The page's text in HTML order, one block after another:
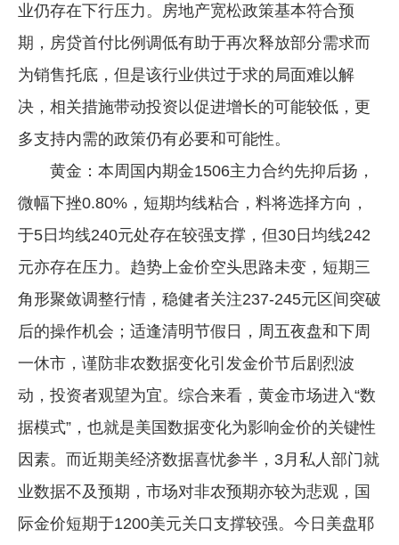
业仍存在下行压力。房地产宽松政策基本符合预
期，房贷首付比例调低有助于再次释放部分需求而
为销售托底，但是该行业供过于求的局面难以解
决，相关措施带动投资以促进增长的可能较低，更
多支持内需的政策仍有必要和可能性。
黄金：本周国内期金1506主力合约先抑后扬，
微幅下挫0.80%，短期均线粘合，料将选择方向，
于5日均线240元处存在较强支撑，但30日均线242
元亦存在压力。趋势上金价空头思路未变，短期三
角形聚敛调整行情，稳健者关注237-245元区间突破
后的操作机会；适逢清明节假日，周五夜盘和下周
一休市，谨防非农数据变化引发金价节后剧烈波
动，投资者观望为宜。综合来看，黄金市场进入“数
据模式”，也就是美国数据变化为影响金价的关键性
因素。而近期美经济数据喜忧参半，3月私人部门就
业数据不及预期，市场对非农预期亦较为悲观，国
际金价短期于1200美元关口支撑较强。今日美盘耶